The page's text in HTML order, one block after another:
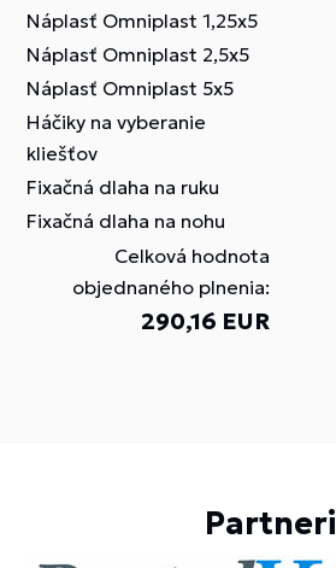
Náplasť Omniplast 1,25x5
Náplasť Omniplast 2,5x5
Náplasť Omniplast 5x5
Háčiky na vyberanie
kliešťov
Fixačná dlaha na ruku
Fixačná dlaha na nohu
Celková hodnota
objednaného plnenia:
290,16 EUR
Partneri